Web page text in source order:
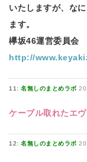
いたしますが、な
ます。
欅坂46運営委員会
http://
11: 名無しのまとめラボ
ケーブル取れたエ
12: 名無しのまとめラボ